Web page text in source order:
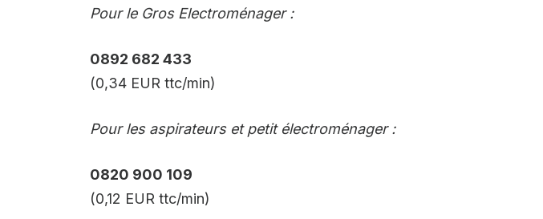
Pour le Gros Electroménager :
0892 682 433
(0,34 EUR ttc/min)
Pour les aspirateurs et petit électroménager :
0820 900 109
(0,12 EUR ttc/min)